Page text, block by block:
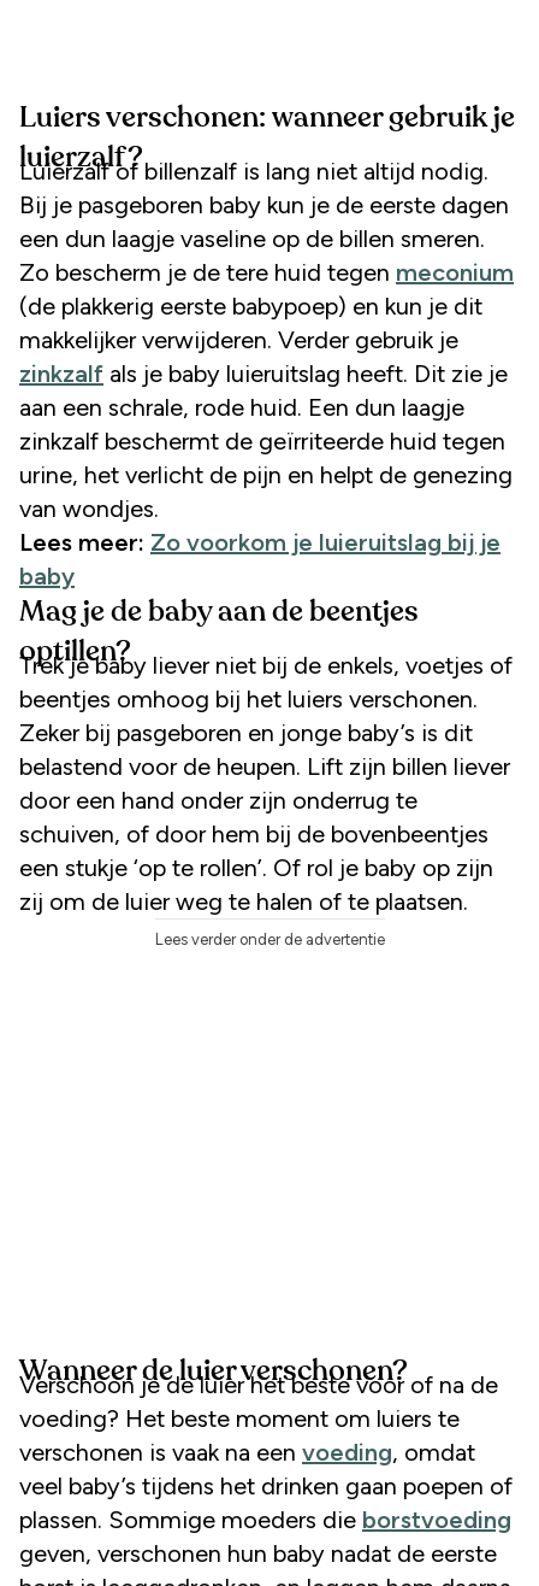
Luiers verschonen: wanneer gebruik je
luierzalf?
Luierzalf of billenzalf is lang niet altijd nodig.
Bij je pasgeboren baby kun je de eerste dagen
een dun laagje vaseline op de billen smeren.
Zo bescherm je de tere huid tegen meconium
(de plakkerig eerste babypoep) en kun je dit
makkelijker verwijderen. Verder gebruik je
zinkzalf als je baby luieruitslag heeft. Dit zie je
aan een schrale, rode huid. Een dun laagje
zinkzalf beschermt de geïrriteerde huid tegen
urine, het verlicht de pijn en helpt de genezing
van wondjes.
Lees meer: Zo voorkom je luieruitslag bij je
baby
Mag je de baby aan de beentjes
optillen?
Trek je baby liever niet bij de enkels, voetjes of
beentjes omhoog bij het luiers verschonen.
Zeker bij pasgeboren en jonge baby’s is dit
belastend voor de heupen. Lift zijn billen liever
door een hand onder zijn onderrug te
schuiven, of door hem bij de bovenbeentjes
een stukje ‘op te rollen’. Of rol je baby op zijn
zij om de luier weg te halen of te plaatsen.
Lees verder onder de advertentie
Wanneer de luier verschonen?
Verschoon je de luier het beste voor of na de
voeding? Het beste moment om luiers te
verschonen is vaak na een voeding, omdat
veel baby’s tijdens het drinken gaan poepen of
plassen. Sommige moeders die borstvoeding
geven, verschonen hun baby nadat de eerste